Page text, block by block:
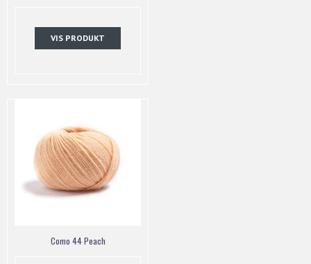
VIS PRODUKT
Como 44 Peach